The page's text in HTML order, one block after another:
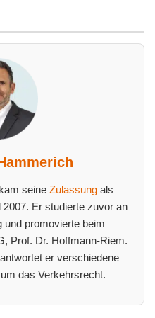
seine Zulassung als
Er studierte zuvor an
und promovierte beim
Prof. Dr. Hoffmann-Riem.
er verschiedene
das Verkehrsrecht.